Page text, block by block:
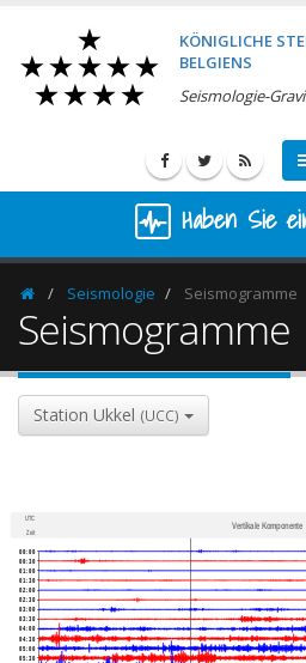
KÖNIGLICHE
BELGIENS
Seismologie-
Haben Sie
HomepageSeismologie Seismogramme
Seismogramme
Station Ukkel (UCC)
UTC
Zeit
Vertikale Komponente
00:00
00:30
01:00
01:30
02:00
02:30
03:00
03:30
04:00
04:30
05:00
05:30